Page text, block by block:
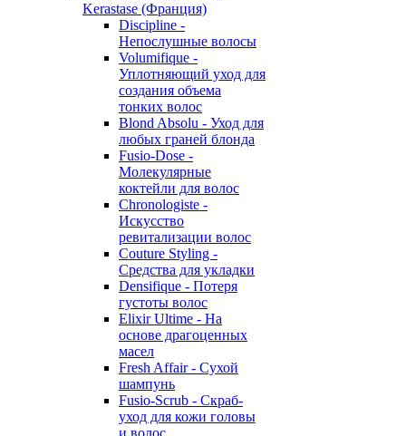
Kerastase (Франция)
Discipline -
Непослушные волосы
Volumifique -
Уплотняющий уход для
создания объема
тонких волос
Blond Absolu - Уход для
любых граней блонда
Fusio-Dose -
Молекулярные
коктейли для волос
Chronologiste -
Искусство
ревитализации волос
Couture Styling -
Средства для укладки
Densifique - Потеря
густоты волос
Elixir Ultime - На
основе драгоценных
масел
Fresh Affair - Сухой
шампунь
Fusio-Scrub - Скраб-
уход для кожи головы
и волос